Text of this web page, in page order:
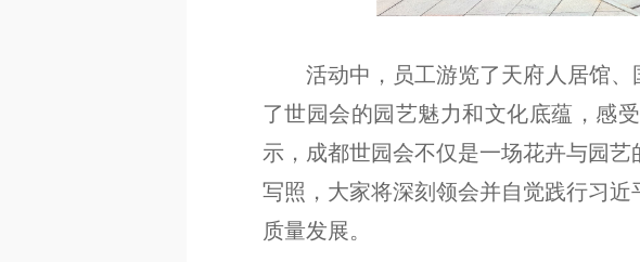
活动中，员工游览了天府人居馆
了世园会的园艺魅力和文化底蕴，感
示，成都世园会不仅是一场花卉与园
写照，大家将深刻领会并自觉践行习
质量发展。